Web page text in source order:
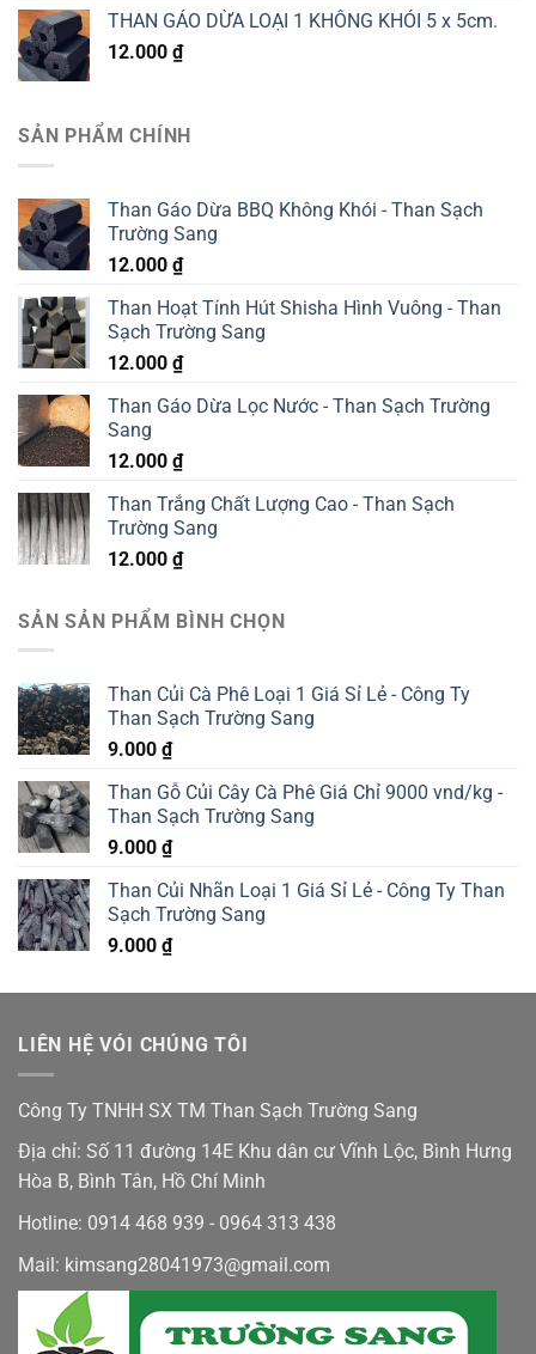
THAN GÁO DỪA LOẠI 1 KHÔNG KHÓI 5 x 5cm.
12.000 ₫
SẢN PHẨM CHÍNH
Than Gáo Dừa BBQ Không Khói - Than Sạch
Trường Sang
12.000 ₫
Than Hoạt Tính Hút Shisha Hình Vuông - Than
Sạch Trường Sang
12.000 ₫
Than Gáo Dừa Lọc Nước - Than Sạch Trường
Sang
12.000 ₫
Than Trắng Chất Lượng Cao - Than Sạch
Trường Sang
12.000 ₫
SẢN SẢN PHẨM BÌNH CHỌN
Than Củi Cà Phê Loại 1 Giá Sỉ Lẻ - Công Ty
Than Sạch Trường Sang
9.000 ₫
Than Gỗ Củi Cây Cà Phê Giá Chỉ 9000 vnd/kg -
Than Sạch Trường Sang
9.000 ₫
Than Củi Nhãn Loại 1 Giá Sỉ Lẻ - Công Ty Than
Sạch Trường Sang
9.000 ₫
LIÊN HỆ VÓI CHÚNG TÔI
Công Ty TNHH SX TM Than Sạch Trường Sang
Địa chỉ: Số 11 đường 14E Khu dân cư Vĩnh Lộc, Bình Hưng
Hòa B, Bình Tân, Hồ Chí Minh
Hotline: 0914 468 939 - 0964 313 438
Mail: kimsang28041973@gmail.com